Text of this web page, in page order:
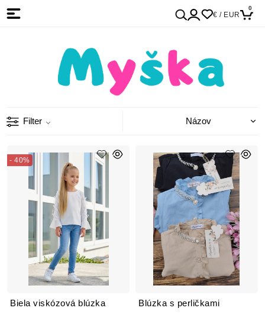
€ / EUR
0
Filter
Biela viskózová blúzka
- 40%
Blúzka s perličkami